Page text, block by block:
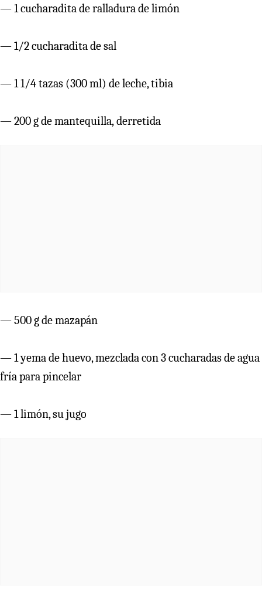
— 1 cucharadita de ralladura de limón
— 1/2 cucharadita de sal
— 1 1/4 tazas (300 ml) de leche, tibia
— 200 g de mantequilla, derretida
— 500 g de mazapán
— 1 yema de huevo, mezclada con 3 cucharadas de agua
fría para pincelar
— 1 limón, su jugo